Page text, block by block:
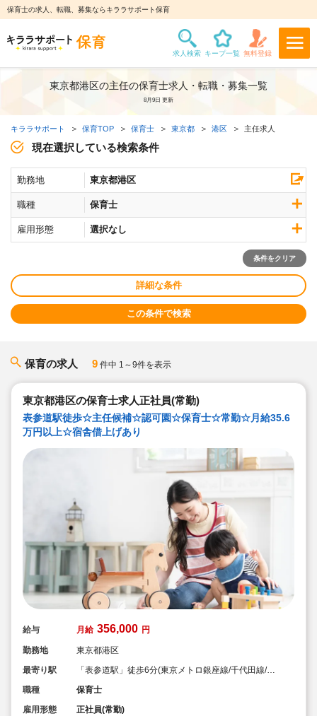
保育士の求人、転職、募集ならキララサポート保育
東京都港区の主任の保育士求人・転職・募集一覧
8月9日 更新
キララサポート 保育TOP 保育士 東京都 港区 主任求人
現在選択している検索条件
勤務地 東京都港区
職種 保育士
雇用形態 選択なし
条件をクリア
詳細な条件
この条件で検索
保育の求人 9 件中 1～9件を表示
東京都港区の保育士求人正社員(常勤)
表参道駅徒歩☆主任候補☆認可園☆保育士☆常勤☆月給35.6
万円以上☆宿舎借上げあり
給与 月給 356,000 円
勤務地
東京都港区
最寄り駅
「表参道駅」徒歩6分(東京メトロ銀座線/千代田線/半
職種
保育士
雇用形態
正社員(常勤)